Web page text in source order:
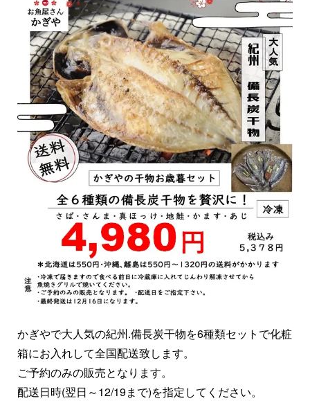
かぎやで大人気の紀州.備長炭干物を6種類セットで化粧
箱にお入れして全国配送致します。
ご予約のみの販売となります。
配送日時(翌日～12/19まで)を指定してください。